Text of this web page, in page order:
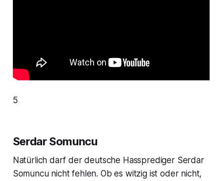
5
Serdar Somuncu
Natürlich darf der deutsche Hassprediger Serdar
Somuncu nicht fehlen. Ob es witzig ist oder nicht,